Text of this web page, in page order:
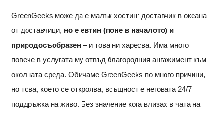
GreenGeeks може да е малък хостинг доставчик в океана
от доставчици, но е евтин (поне в началото) и
природосъобразен – и това ни харесва. Има много
повече в услугата му отвъд благородния ангажимент към
околната среда. Обичаме GreenGeeks по много причини,
но това, което се откроява, всъщност е неговата 24/7
поддръжка на живо. Без значение кога влизах в чата на